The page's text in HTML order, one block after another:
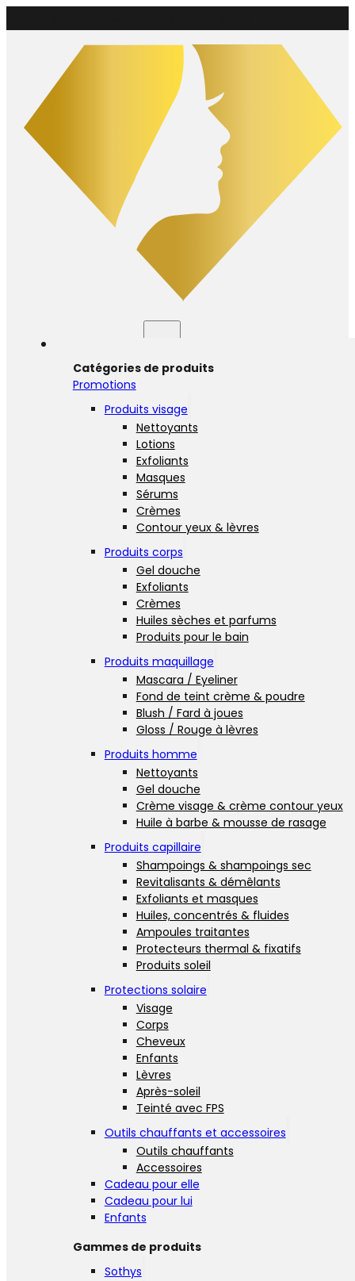
Catégories de produits
Promotions
Produits visage
Nettoyants
Lotions
Exfoliants
Masques
Sérums
Crèmes
Contour yeux & lèvres
Produits corps
Gel douche
Exfoliants
Crèmes
Huiles sèches et parfums
Produits pour le bain
Produits maquillage
Mascara / Eyeliner
Fond de teint crème & poudre
Blush / Fard à joues
Gloss / Rouge à lèvres
Produits homme
Nettoyants
Gel douche
Crème visage & crème contour yeux
Huile à barbe & mousse de rasage
Produits capillaire
Shampoings & shampoings sec
Revitalisants & démêlants
Exfoliants et masques
Huiles, concentrés & fluides
Ampoules traitantes
Protecteurs thermal & fixatifs
Produits soleil
Protections solaire
Visage
Corps
Cheveux
Enfants
Lèvres
Après-soleil
Teinté avec FPS
Outils chauffants et accessoires
Outils chauffants
Accessoires
Cadeau pour elle
Cadeau pour lui
Enfants
Gammes de produits
Sothys